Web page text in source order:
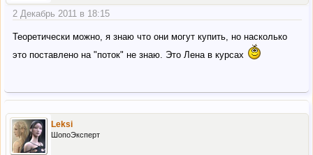
2 Декабрь 2011 в 18:15
Теоретически можно, я знаю что они могут купить, но насколько
это поставлено на "поток" не знаю. Это Лена в курсах
Leksi
ШопоЭксперт